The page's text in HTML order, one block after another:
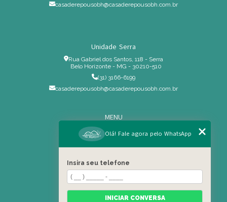
casaderepousobh@casaderepousobh.com.br
Unidade Serra
Rua Gabriel dos Santos, 118 - Serra
Belo Horizonte - MG - 30210-510
(31) 3166-6199
casaderepousobh@casaderepousobh.com.br
MENU
Home
Institucional
Serviços Especiais
Blog
Residência
Olá! Fale agora pelo WhatsApp
Insira seu telefone
INICIAR CONVERSA